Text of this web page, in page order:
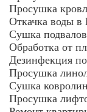
Просушка
Откачка воды в
Сушка
Обработка от
Дезинфекция
Просушка
Сушка
Просушка